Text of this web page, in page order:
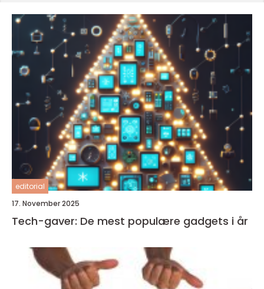
editorial
17. November 2025
Tech-gaver: De mest populære gadgets i år